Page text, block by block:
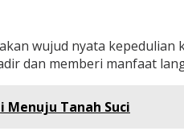
wujud nyata
dan memberi manfaat
Menuju Tanah Suci